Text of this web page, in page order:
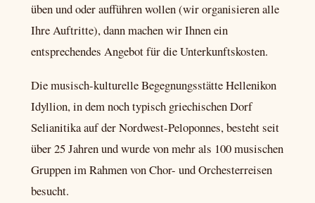
üben und oder aufführen wollen (wir organisieren alle
Ihre Auftritte), dann machen wir Ihnen ein
entsprechendes Angebot für die Unterkunftskosten.
Die musisch-kulturelle Begegnungsstätte Hellenikon
Idyllion, in dem noch typisch griechischen Dorf
Selianitika auf der Nordwest-Peloponnes, besteht seit
über 25 Jahren und wurde von mehr als 100 musischen
Gruppen im Rahmen von Chor- und Orchesterreisen
besucht.